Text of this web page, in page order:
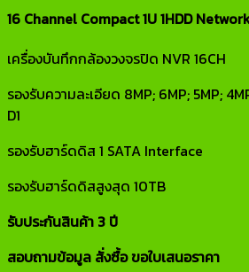
16 Channel Compact 1U 1HDD
เครื่องบันทึกกล้องวงจรปิด NVR 16CH
รองรับความละเอียด 8MP; 6MP; 5MP;
D1
รองรับฮาร์ดดิส 1 SATA Interface
รองรับฮาร์ดดิสสูงสุด 10TB
รับประกันสินค้า 3 ปี
สอบถามข้อมูล สั่งซื้อ ขอใบเสนอราคา